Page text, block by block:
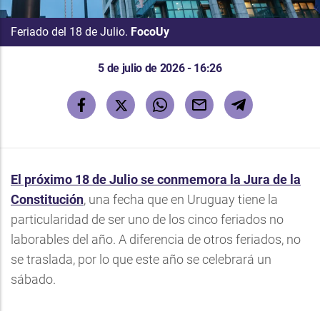
Feriado del 18 de Julio. FocoUy
5 de julio de 2026 - 16:26
El próximo 18 de Julio se conmemora la Jura de la
Constitución, una fecha que en Uruguay tiene la
particularidad de ser uno de los cinco feriados no
laborables del año. A diferencia de otros feriados, no
se traslada, por lo que este año se celebrará un
sábado.